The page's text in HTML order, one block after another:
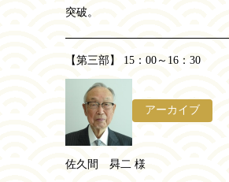
突破。
【第三部】 15：00～16：30
アーカイブ
佐久間 曻二 様